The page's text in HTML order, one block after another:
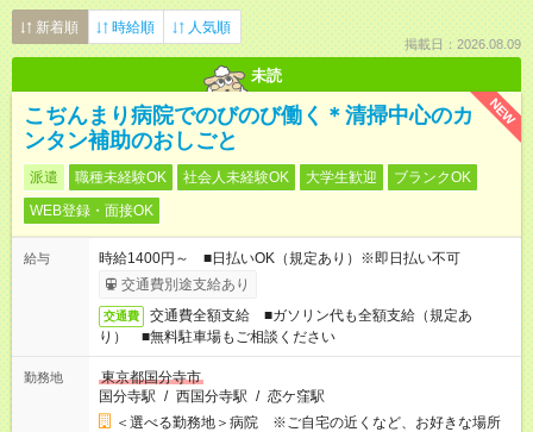
新着順 時給順 人気順
掲載日：2026.08.09
未読
NEW
こぢんまり病院でのびのび働く＊清掃中心のカ
ンタン補助のおしごと
派遣 職種未経験OK 社会人未経験OK 大学生歓迎
ブランクOK
WEB登録・面接OK
給与
時給1400円～ ■日払いOK（規定あり）※即日払い不可
交通費別途支給あり
交通費
交通費全額支給 ■ガソリン代も全額支給（規定あ
り） ■無料駐車場もご相談ください
勤務地
東京都国分寺市
国分寺駅 / 西国分寺駅 / 恋ケ窪駅
＜選べる勤務地＞病院 ※ご自宅の近くなど、お好きな場所